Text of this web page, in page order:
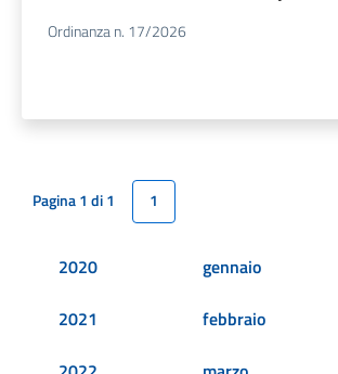
Ordinanza n. 17/2026
Pagina 1 di 1 1
2020
2021
gennaio
febbraio